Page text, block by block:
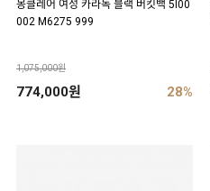
몽클레어 여성 카라독 블랙 버킷백 5I00
002 M6275 999
1,075,000원
774,000원 28%